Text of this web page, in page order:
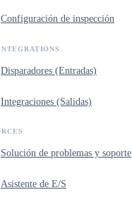
Configuración de inspección
Disparadores (Entradas)
Integraciones (Salidas)
Solución de problemas y soporte
Asistente de E/S